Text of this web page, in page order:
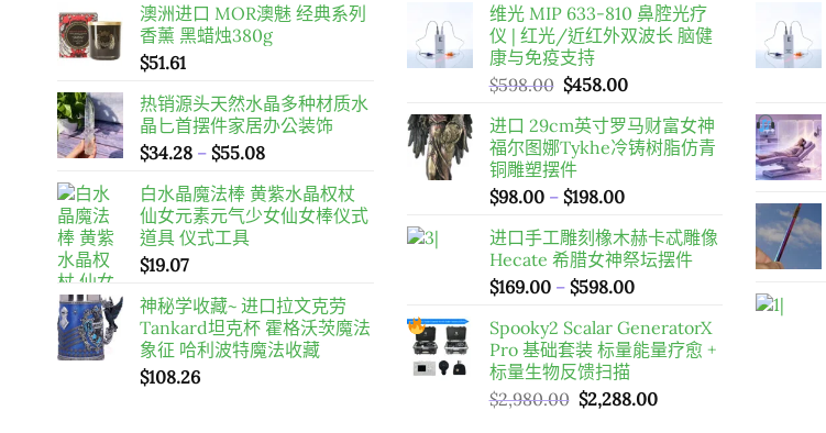
澳洲进口 MOR澳魅 经典系列
香薰 黑蜡烛380g
$51.61
热销源头天然水晶多种材质水
晶匕首摆件家居办公装饰
$34.28 – $55.08價
範
圍：
白水晶魔法棒 黄紫水晶权杖
仙女元素元气少女仙女棒仪式
道具 仪式工具
$19.07
神秘学收藏~ 进口拉文克劳
Tankard坦克杯 霍格沃茨魔法
象征 哈利波特魔法收藏
$108.26
维光 MIP 633-810 鼻腔光疗
仪 | 红光/近红外双波长 脑健
康与免疫支持
$598.00 原
價
格：
$598.00。
$458.00目
價
格：
进口 29cm英寸罗马财富女神
福尔图娜Tykhe冷铸树脂仿青
铜雕塑摆件
$98.00 – $198.00價
範
圍：
$98.00
$198.00
进口手工雕刻橡木赫卡忒雕像
Hecate 希腊女神祭坛摆件
$169.00 – $598.00價
範
圍：
到
Spooky2 Scalar GeneratorX
Pro 基础套装 标量能量疗愈 +
标量生物反馈扫描
$2,980.00 原
$2,288.00目